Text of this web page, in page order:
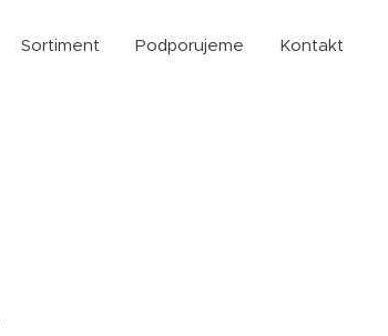
Sortiment Podporujeme Kontakt